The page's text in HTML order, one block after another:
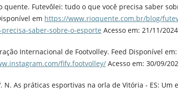
quente. Futevôlei: tudo o que você precisa saber
em https://www.rioquente.com.br/blog/
precisa-saber-sobre-o-esporte Acesso em: 21/11/
Internacional de Footvolley. Feed Disponível em:
fifv.footvolley/ Acesso em: 30/09/
N. As práticas esportivas na orla de Vitória - ES: Um